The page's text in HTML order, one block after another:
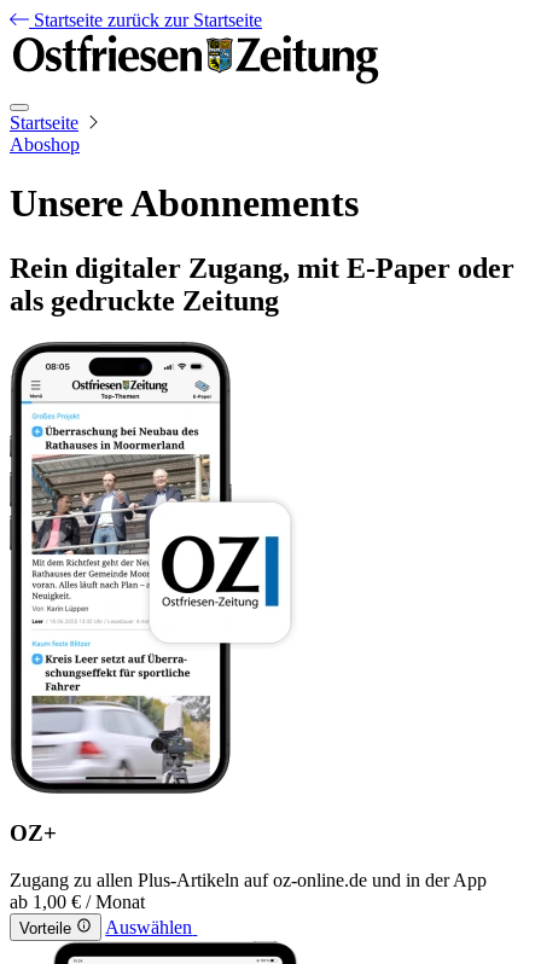
Startseite zurück zur Startseite
Startseite
Aboshop
Unsere Abonnements
Rein digitaler Zugang, mit E-Paper oder
als gedruckte Zeitung
OZ+
Zugang zu allen Plus-Artikeln auf oz-online.de und in der App
ab 1,00 € / Monat
Vorteile Auswählen